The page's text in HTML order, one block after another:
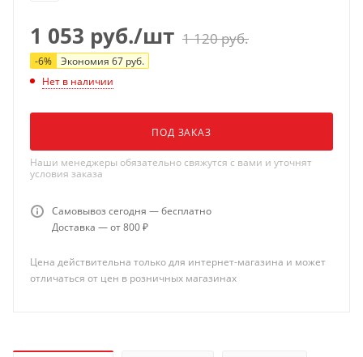
1 053 руб./шт 1 120руб.
-6% Экономия 67 руб.
Нет в наличии
ПОД ЗАКАЗ
Наши менеджеры обязательно свяжутся с вами и уточнят
условия заказа
Самовывоз сегодня — бесплатно
Доставка — от 800 ₽
Цена действительна только для интернет-магазина и может
отличаться от цен в розничных магазинах